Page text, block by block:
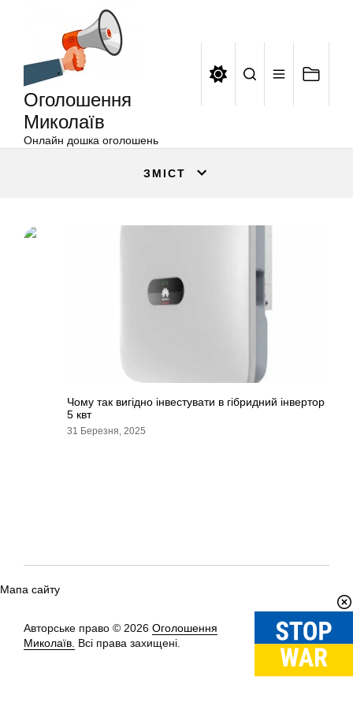
Оголошення
Миколаїв
Онлайн дошка оголошень
ЗМІСТ
Чому так вигідно інвестувати в гібридний інвертор
5 квт
31 Березня, 2025
Мапа сайту
Авторське право © 2026 Оголошення
Миколаїв. Всі права захищені.
Вгору↑